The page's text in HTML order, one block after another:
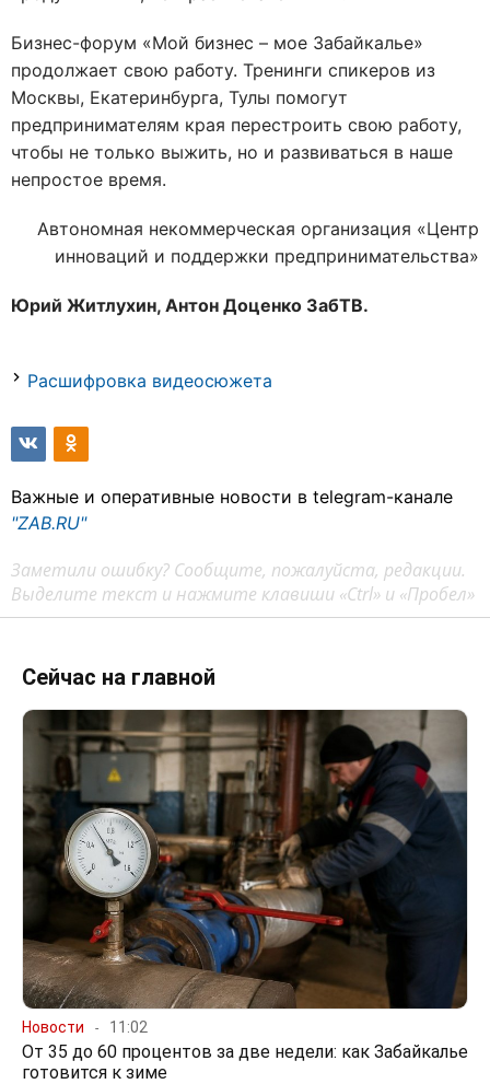
Бизнес-форум «Мой бизнес – мое Забайкалье»
продолжает свою работу. Тренинги спикеров из
Москвы, Екатеринбурга, Тулы помогут
предпринимателям края перестроить свою работу,
чтобы не только выжить, но и развиваться в наше
непростое время.
Автономная некоммерческая организация «Центр
инноваций и поддержки предпринимательства»
Юрий Житлухин, Антон Доценко ЗабТВ.
Расшифровка видеосюжета
Важные и оперативные новости в telegram-канале
"ZAB.RU"
Заметили ошибку? Сообщите, пожалуйста, редакции.
Выделите текст и нажмите клавиши «Ctrl» и «Пробел»
Сейчас на главной
Новости 11:02
От 35 до 60 процентов за две недели: как Забайкалье
готовится к зиме